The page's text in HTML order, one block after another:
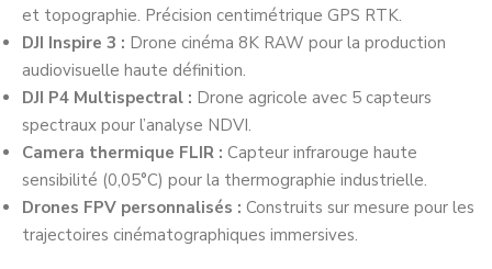
et topographie. Précision centimétrique GPS RTK.
DJI Inspire 3 : Drone cinéma 8K RAW pour la production
audiovisuelle haute définition.
DJI P4 Multispectral : Drone agricole avec 5 capteurs
spectraux pour l’analyse NDVI.
Camera thermique FLIR : Capteur infrarouge haute
sensibilité (0,05°C) pour la thermographie industrielle.
Drones FPV personnalisés : Construits sur mesure pour les
trajectoires cinématographiques immersives.